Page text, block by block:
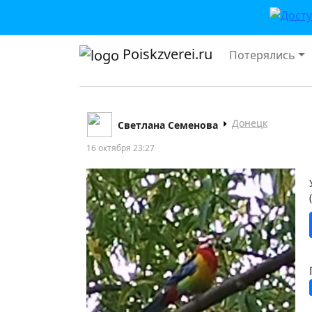
Poiskzverei.ru Потерялись
Светлана Семенова Донецк
16 октября 23:27